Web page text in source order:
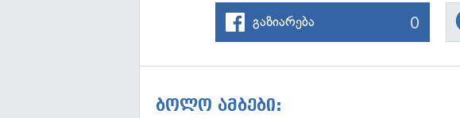
გაზიარება 0
ბოლო ამბები: